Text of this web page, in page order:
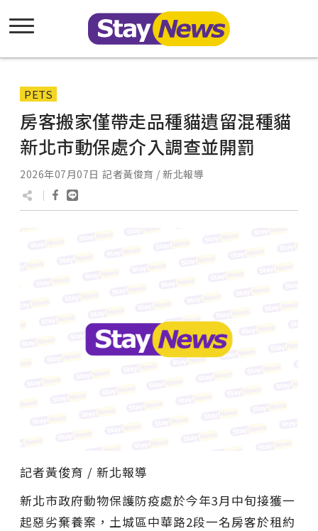
PETS
房客搬家僅帶走品種貓遺留混種貓
新北市動保處介入調查並開罰
2026年07月07日 記者黃俊育 / 新北報導
記者黃俊育 / 新北報導
新北市政府動物保護防疫處於今年3月中旬接獲一
起惡劣棄養案，土城區中華路2段一名房客於租約